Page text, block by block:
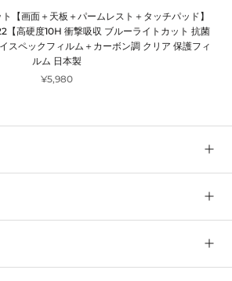
【画面＋天板＋パームレスト＋タッチパッド】
高硬度10H 衝撃吸収 ブルーライトカット 抗菌
スペックフィルム＋カーボン調 クリア 保護フィ
ルム 日本製
¥5,980